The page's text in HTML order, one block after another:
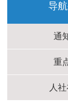
导
通
重
人